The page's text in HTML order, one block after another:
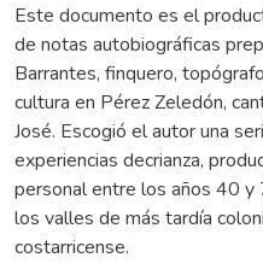
Este documento es el
de notas autobiográficas
Barrantes, finquero,
cultura en Pérez Zeledón,
José. Escogió el autor una
experiencias decrianza,
personal entre los años 40
los valles de más tardía
costarricense.